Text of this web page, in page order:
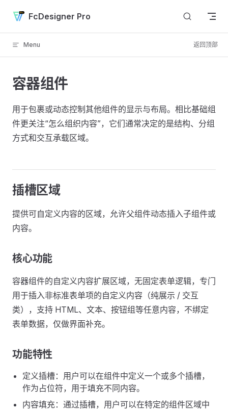
Skip to content
FcDesigner Pro
Menu 返回顶部
容器组件
用于包裹或动态控制其他组件的显示与布局。相比基础组
件更关注“怎么组织内容”，它们通常决定的是结构、分组
方式和交互承载区域。
插槽区域
提供可自定义内容的区域，允许父组件动态插入子组件或
内容。
核心功能
容器组件的自定义内容扩展区域，无固定表单逻辑，专门
用于插入非标准表单项的自定义内容（纯展示 / 交互
类），支持 HTML、文本、按钮组等任意内容，不绑定
表单数据，仅做界面补充。
功能特性
定义插槽：用户可以在组件中定义一个或多个插槽，
作为占位符，用于填充不同内容。
内容填充：通过插槽，用户可以在特定的组件区域中